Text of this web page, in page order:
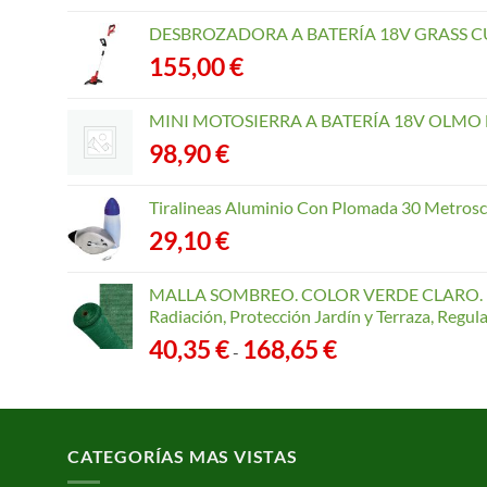
DESBROZADORA A BATERÍA 18V GRASS
155,00€
MINI MOTOSIERRA A BATERÍA 18V OLMO
98,90€
Tiralineas Aluminio Con Plomada 30
29,10€
MALLA SOMBREO. COLOR VERDE
Radiación, Protección Jardín y Terraza,
40,35€- 168,65€Rango
desde
CATEGORÍAS MAS VISTAS